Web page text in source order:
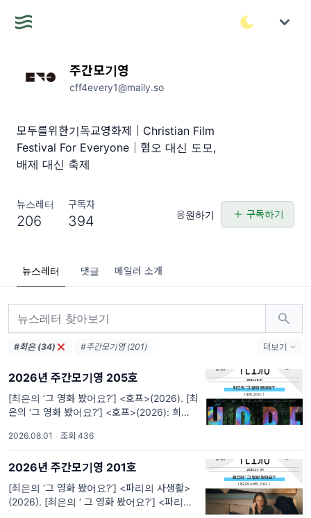
주간모기영
cff4every1@maily.so
모두를위한기독교영화제｜Christian Film
Festival For Everyone｜혐오 대신 도모,
배제 대신 축제
뉴스레터
206
구독자
394 응원하기 구독하기
뉴스레터 댓글 메일러 소개
#최은 (34)
#주간모기영 (201)
#기독교영화제 (155)
#영화모임 (145)
#영화 (133)
#모기수다 (106)
#영화평론 (44)
#2023년 (38)
#모기영 (35)
#2022년 (25)
더보기
2026년 주간모기영 205호
[최은의 ‘그 영화 봤어요?’] <호프>(2026). [최
은의 ‘그 영화 봤어요?’] <호프>(2026): 희망
자 각종 SNS와 온라인 페이지들을 뒤덮었던
나홍진 감독의 신작, <호프>에
2026.08.01 · 조회 436
2026년 주간모기영 201호
[최은의 ‘그 영화 봤어요?’] <파리의 사생활>
(2026). [최은의 ‘ 그 영화 봤어요?’] <파리의